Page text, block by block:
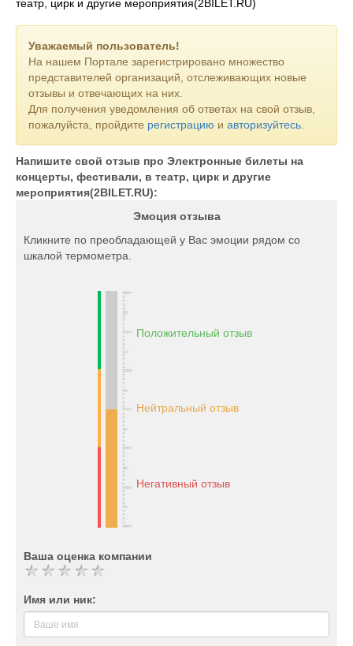
6. Отзывы и рейтинги. На нашем сайте вы можете прочитать
отзывы других клиентов, которые уже воспользовались
нашими услугами. Это поможет вам сделать выбор и
убедиться в надёжности нашего сервиса.
7. Гибкие условия оплаты. Мы предлагаем различные
способы оплаты билетов, чтобы вы могли выбрать наиболее
удобный для вас. Вы можете оплатить билеты онлайн, через
платёжные системы или в кассе ме
театр, цирк и другие мероприятия(2BILET.RU)
Уважаемый пользователь!
На нашем Портале зарегистрировано множество
представителей организаций, отслеживающих новые
отзывы и отвечающих на них.
Для получения уведомления об ответах на свой отзыв,
пожалуйста, пройдите регистрацию и авторизуйтесь
Напишите свой отзыв про Электронные билеты на
концерты, фестивали, в театр, цирк и другие
мероприятия(2BILET.RU):
Эмоция отзыва
Кликните по преобладающей у Вас эмоции рядом со
шкалой термометра.
Положительный отзыв
Нейтральный отзыв
Негативный отзыв
Ваша оценка компании
Имя или ник: